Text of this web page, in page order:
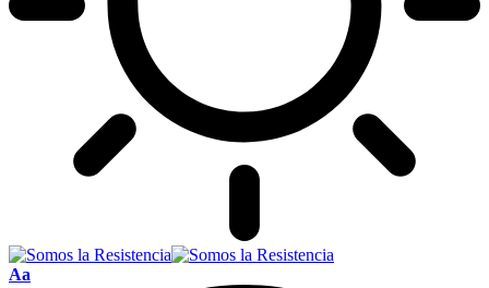
Font
Aa